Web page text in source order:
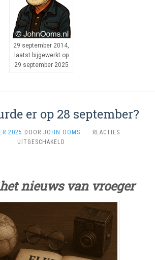
29 september 2014,
laatst bijgewerkt op
29 september 2025
er op 28 september?
2025 DOOR JOHN OOMS ·
REACTIES
UITGESCHAKELD
28
nieuws van vroeger